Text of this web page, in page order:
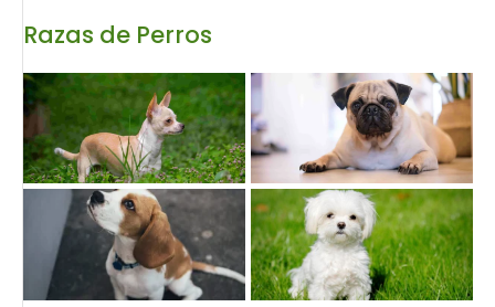
Razas de Perros